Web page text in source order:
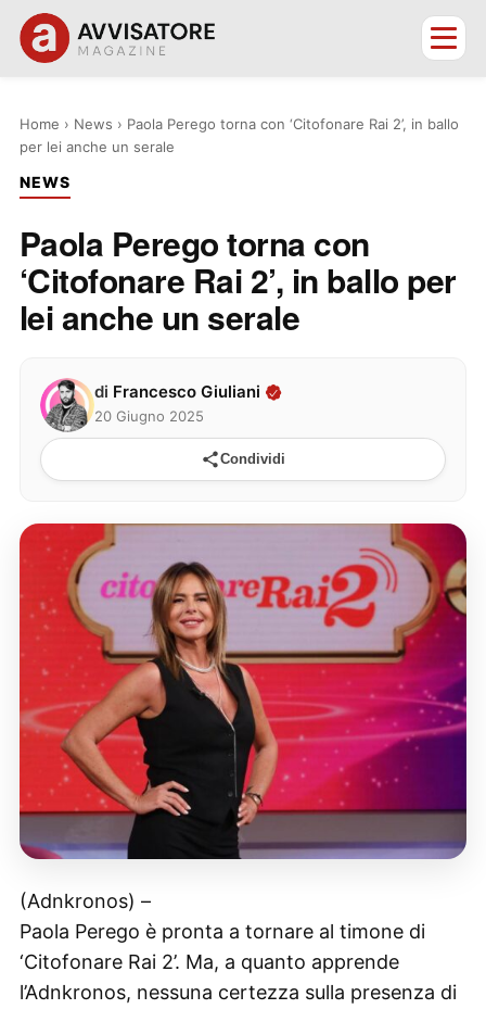
Home › News › Paola Perego torna con ‘Citofonare Rai 2’, in ballo
per lei anche un serale
NEWS
Paola Perego torna con
‘Citofonare Rai 2’, in ballo per
lei anche un serale
di Francesco Giuliani
20 Giugno 2025
Condividi
(Adnkronos) –
Paola Perego è pronta a tornare al timone di
‘Citofonare Rai 2’. Ma, a quanto apprende
l’Adnkronos, nessuna certezza sulla presenza di